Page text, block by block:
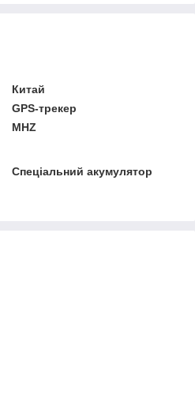
Китай
GPS-трекер
MHZ
Спеціальний акумулятор